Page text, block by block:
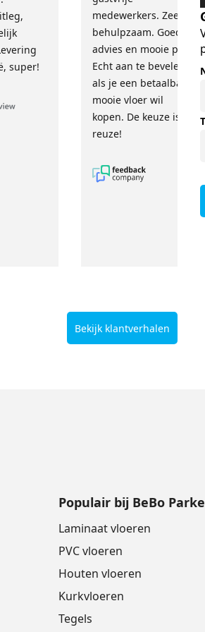
super!
medewerkers. Zeer
behulpzaam. Goed
advies en mooie prijs.
Echt aan te bevelen
als je een betaalbare,
mooie vloer wil
kopen. De keuze is
reuze!
Bekijk klantverhalen
Populair bij BeBo
Laminaat vloeren
PVC vloeren
Houten vloeren
Kurkvloeren
Tegels